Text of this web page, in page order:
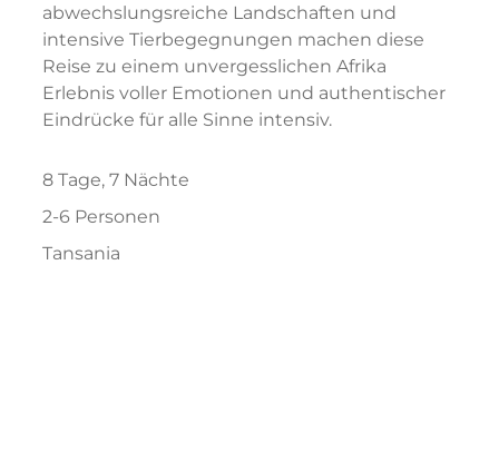
abwechslungsreiche Landschaften und
intensive Tierbegegnungen machen diese
Reise zu einem unvergesslichen Afrika
Erlebnis voller Emotionen und authentischer
Eindrücke für alle Sinne intensiv.
8 Tage, 7 Nächte
2-6 Personen
Tansania